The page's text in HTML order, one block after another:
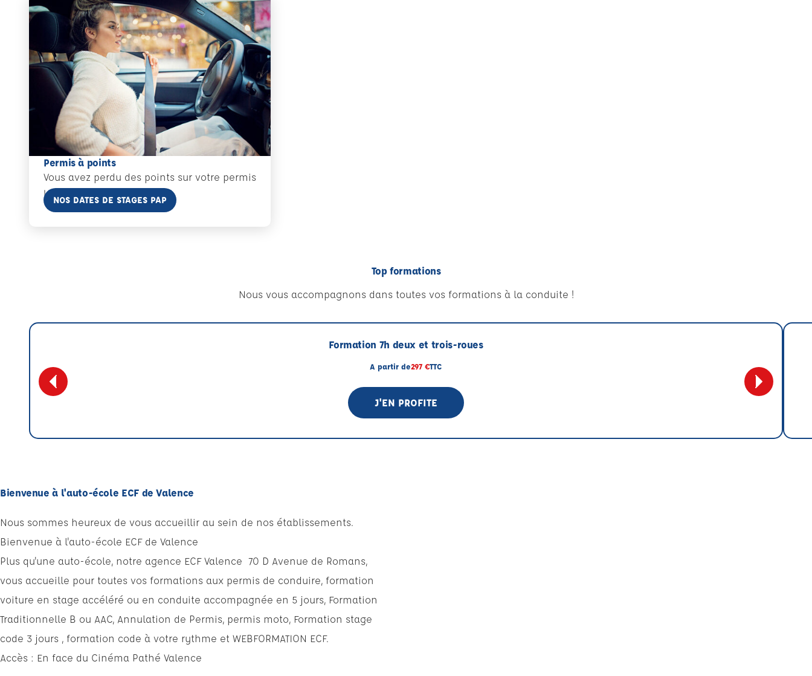
Permis à points
Vous avez perdu des points sur votre permis
! C'est par ici !
En savoir plus
NOS DATES DE STAGES PAP
Top formations
Nous vous accompagnons dans toutes vos formations à la conduite !
Formation 7h deux et trois-roues
A partir de297 €TTC
J'EN PROFITE
Bienvenue à l'auto-école ECF de Valence
Nous sommes heureux de vous accueillir au sein de nos établissements.
Bienvenue à l'auto-école ECF de Valence
Plus qu'une auto-école, notre agence ECF Valence 70 D Avenue de Romans,
vous accueille pour toutes vos formations aux permis de conduire, formation
voiture en stage accéléré ou en conduite accompagnée en 5 jours, Formation
Traditionnelle B ou AAC, Annulation de Permis, permis moto, Formation stage
code 3 jours , formation code à votre rythme et WEBFORMATION ECF.
Accès : En face du Cinéma Pathé Valence